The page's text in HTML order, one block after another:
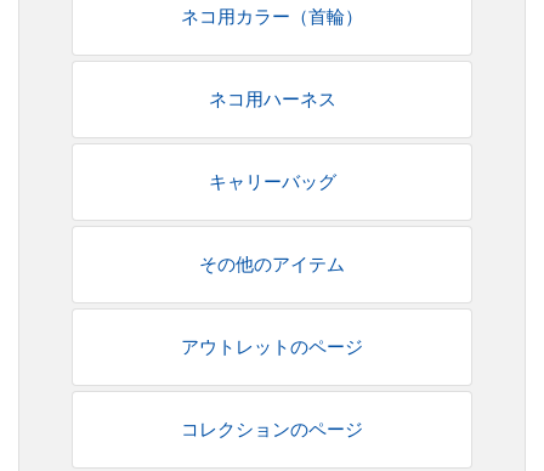
ネコ用カラー（首輪）
ネコ用ハーネス
キャリーバッグ
その他のアイテム
アウトレットのページ
コレクションのページ